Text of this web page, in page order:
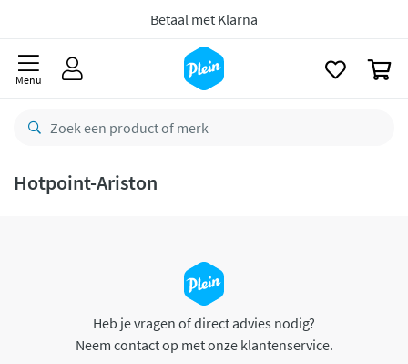
Betaal met Klarna
Menu
Hotpoint-Ariston
Heb je vragen of direct advies nodig?
Neem contact op met onze klantenservice.